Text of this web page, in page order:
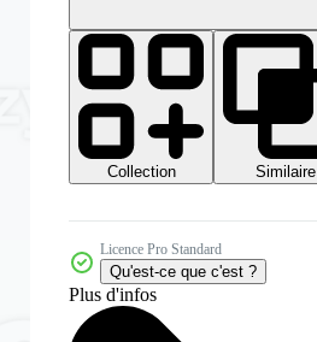
Collection
Similaire
Licence Pro Standard
Qu'est-ce que c'est ?
Plus d'infos